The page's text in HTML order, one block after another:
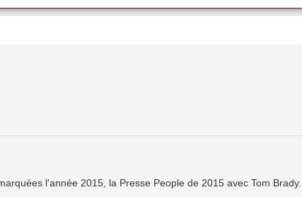
l'année 2015, la Presse People de 2015 avec Tom Brady...